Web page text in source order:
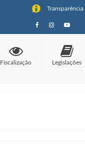
Fiscalização Legislações